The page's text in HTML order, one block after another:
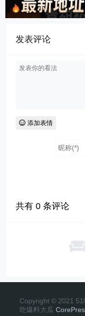
发表评论
添加表情
共有0 条评论
Copyright © 2021
吃爆料大瓜